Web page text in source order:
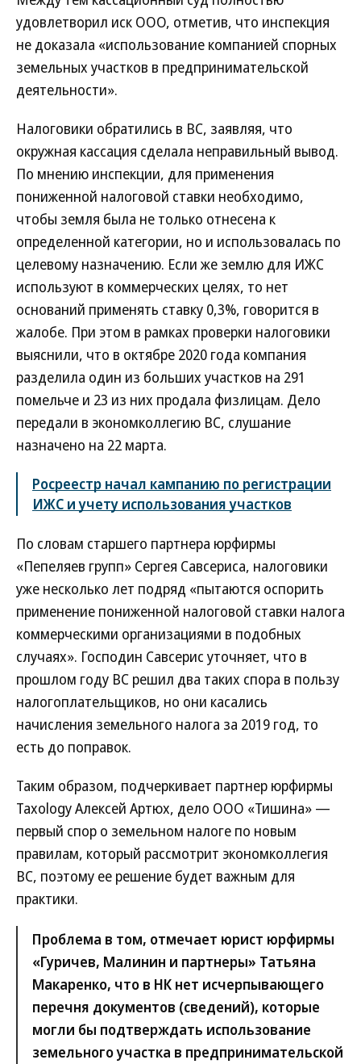
удовлетворил иск ООО, отметив, что инспекция
не доказала «использование компанией спорных
земельных участков в предпринимательской
деятельности».
Налоговики обратились в ВС, заявляя, что
окружная кассация сделала неправильный вывод.
По мнению инспекции, для применения
пониженной налоговой ставки необходимо,
чтобы земля была не только отнесена к
определенной категории, но и использовалась по
целевому назначению. Если же землю для ИЖС
используют в коммерческих целях, то нет
оснований применять ставку 0,3%, говорится в
жалобе. При этом в рамках проверки налоговики
выяснили, что в октябре 2020 года компания
разделила один из больших участков на 291
помельче и 23 из них продала физлицам. Дело
передали в экономколлегию ВС, слушание
назначено на 22 марта.
Росреестр начал кампанию по регистрации
ИЖС и учету использования участков
По словам старшего партнера юрфирмы
«Пепеляев групп» Сергея Савсериса, налоговики
уже несколько лет подряд «пытаются оспорить
применение пониженной налоговой ставки налога
коммерческими организациями в подобных
случаях». Господин Савсерис уточняет, что в
прошлом году ВС решил два таких спора в пользу
налогоплательщиков, но они касались
начисления земельного налога за 2019 год, то
есть до поправок.
Таким образом, подчеркивает партнер юрфирмы
Taxology Алексей Артюх, дело ООО «Тишина» —
первый спор о земельном налоге по новым
правилам, который рассмотрит экономколлегия
ВС, поэтому ее решение будет важным для
практики.
Проблема в том, отмечает юрист юрфирмы
«Гуричев, Малинин и партнеры» Татьяна
Макаренко, что в НК нет исчерпывающего
перечня документов (сведений), которые
могли бы подтверждать использование
земельного участка в предпринимательской